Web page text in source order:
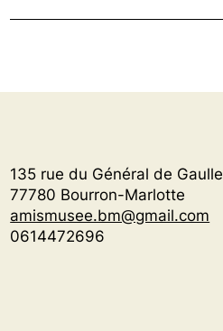
135 rue du Général de Gaulle
77780 Bourron-Marlotte
amismusee.bm@gmail.com
0614472696